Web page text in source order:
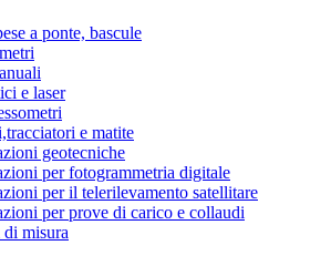
a ponte, bascule
e laser
e matite
geotecniche
per fotogrammetria digitale
per il telerilevamento satellitare
per prove di carico e collaudi
di misura